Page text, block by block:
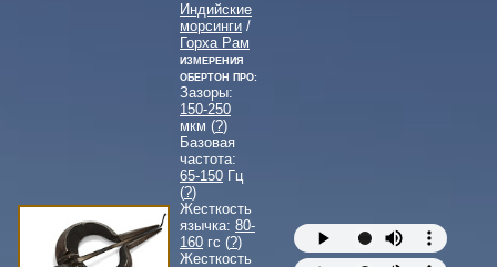
Индийские
морсинги /
Горха Рам
Измерения
Обертон Про:
Зазоры:
150-250
мкм (?)
Базовая
частота:
65-150 Гц
(?)
Жесткость
язычка: 80-
160 гс (?)
Жесткость